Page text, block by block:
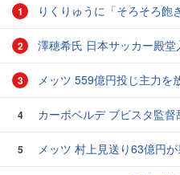
1 りくりゅうに「そろそろ飽
2 澤穂希氏 日本サッカー殿堂
3 メッツ 559億円投じ主力を
4 カーボベルデ ブビスタ監督
5
メッツ 村上見送り63億円が